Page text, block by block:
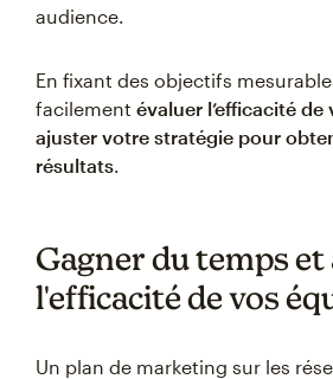
audience.
En fixant des objectifs
facilement évaluer l’efficacité
ajuster votre stratégie pour
résultats.
Gagner du temps
l'efficacité de vos
Un plan de marketing sur les